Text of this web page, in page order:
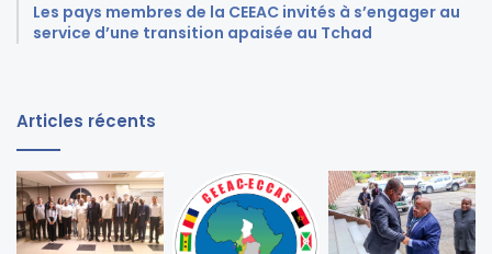
Les pays membres de la CEEAC invités à s’engager au
service d’une transition apaisée au Tchad
Articles récents